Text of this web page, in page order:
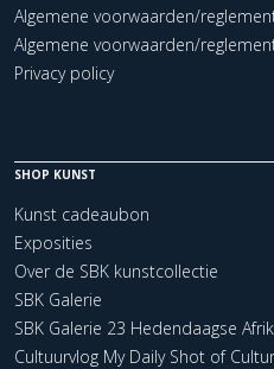
Algemene voorwaarden/
Algemene voorwaarden/
Privacy policy
SHOP KUNST
Kunst cadeaubon
Exposities
Over de SBK kunstcollectie
SBK Galerie
SBK Galerie 23 Hedendaagse
Cultuurvlog My Daily Shot of